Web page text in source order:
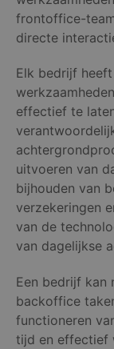
frontoffice-
directe
Elk bedrijf
effectief te
uitvoeren van
bijhouden van
verzekeringen
van de
van dagelijkse
Een bedrijf kan
backoffice
functioneren
tijd en effectief